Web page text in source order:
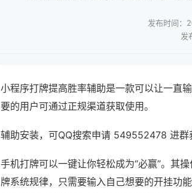
发布时间：
发
小程序打牌提高胜率辅助是一款可以让一直
要的用户可通过正规渠道获取使用。
辅助安装，可QQ搜索申请 549552478 进群
手机打牌可以一键让你轻松成为“必赢”。其
牌系统规律，只需要输入自己想要的开挂功